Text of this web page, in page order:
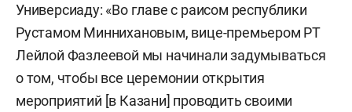
Универсиаду: «Во главе с раисом республики
Рустамом Миннихановым, вице-премьером РТ
Лейлой Фазлеевой мы начинали задумываться
о том, чтобы все церемонии открытия
мероприятий [в Казани] проводить своими